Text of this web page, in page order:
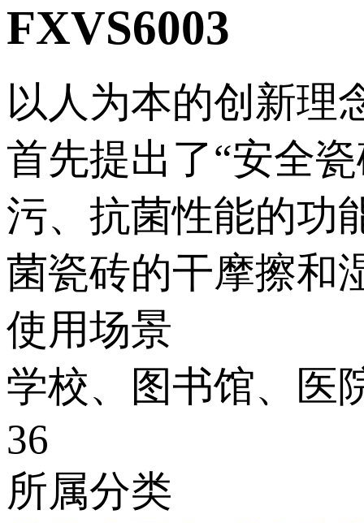
FXVS6003
以人为本的创新理念
首先提出了“安全瓷
污、抗菌性能的
菌瓷砖的干摩擦和
使用场景
学校、图书馆
36
所属分类